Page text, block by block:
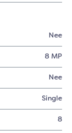
Nee
8 MP
Nee
Single
8